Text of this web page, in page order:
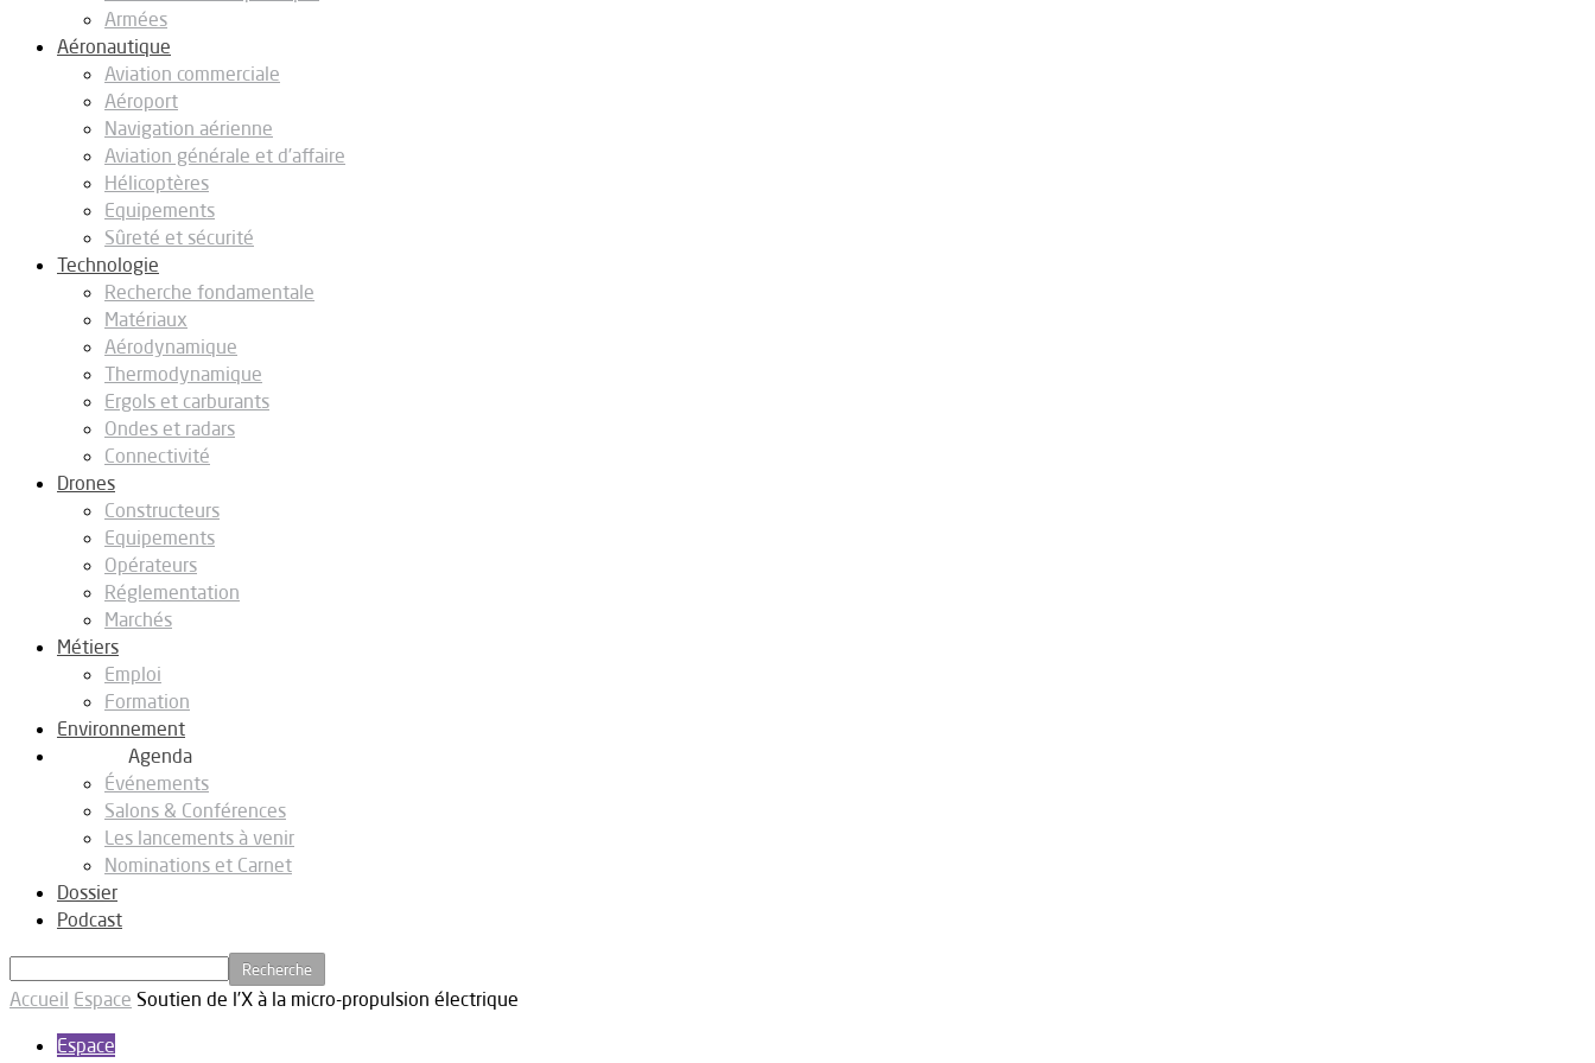
Armées
Aéronautique
Aviation commerciale
Aéroport
Navigation aérienne
Aviation générale et d’affaire
Hélicoptères
Equipements
Sûreté et sécurité
Technologie
Recherche fondamentale
Matériaux
Aérodynamique
Thermodynamique
Ergols et carburants
Ondes et radars
Connectivité
Drones
Constructeurs
Equipements
Opérateurs
Réglementation
Marchés
Métiers
Emploi
Formation
Environnement
Agenda
Événements
Salons & Conférences
Les lancements à venir
Nominations et Carnet
Dossier
Podcast
Accueil Espace Soutien de l’X à la micro-propulsion électrique
Espace